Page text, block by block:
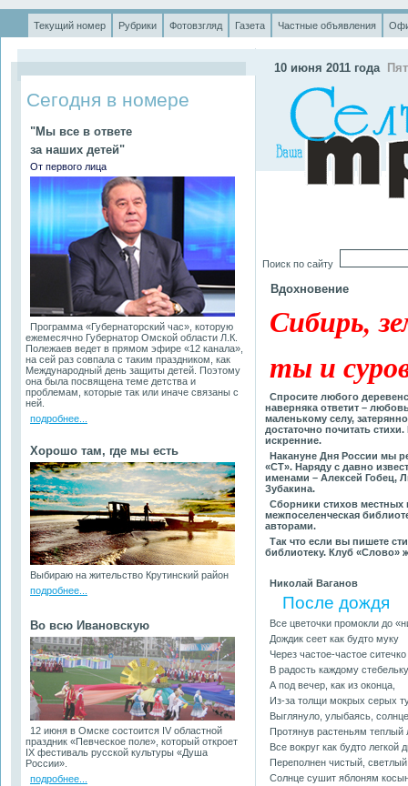
Текущий номер Рубрики Фотовзгляд Газета Частные объявления
Сегодня в номере
"Мы все в ответе
за наших детей"
От первого лица
Программа «Губернаторский час», которую
ежемесячно Губернатор Омской области Л.К.
Полежаев ведет в прямом эфире «12 канала»,
на сей раз совпала с таким праздником, как
Международный день защиты детей. Поэтому
она была посвящена теме детства и
проблемам, которые так или иначе связаны с
ней.
подробнее...
Хорошо там, где мы есть
Выбираю на жительство Крутинский район
подробнее...
Во всю Ивановскую
12 июня в Омске состоится IV областной
праздник «Певческое поле», который откроет
IX фестиваль русской культуры «Душа
России».
подробнее...
10 июня 2011 года
Поиск по сайту
Вдохновение
Сибирь,
ты и
Спросите любого
наверняка ответит –
маленькому селу,
достаточно почитать
искренние.
Накануне Дня России мы
«СТ». Наряду с давно
именами – Алексей Гобец,
Зубакина.
Сборники стихов местных
межпоселенческая
авторами.
Так что если вы пишете
библиотеку. Клуб «Слово»
Николай Ваганов
После дождя
Все цветочки промокли до
Дождик сеет как будто муку
Через частое-частое ситечко
В радость каждому
А под вечер, как из оконца,
Из-за толщи мокрых серых
Выглянуло, улыбаясь,
Протянув растеньям теплый
Все вокруг как будто легкой
Переполнен чистый,
Солнце сушит яблоням